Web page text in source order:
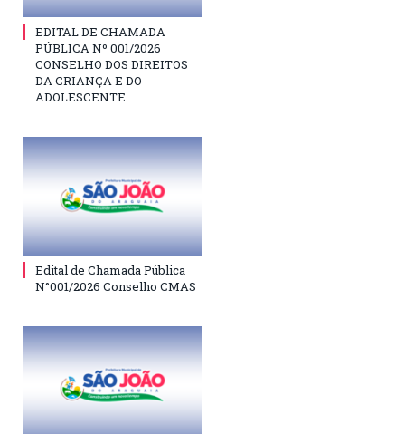
EDITAL DE CHAMADA
PÚBLICA Nº 001/2026
CONSELHO DOS DIREITOS
DA CRIANÇA E DO
ADOLESCENTE
Edital de Chamada Pública
N°001/2026 Conselho CMAS